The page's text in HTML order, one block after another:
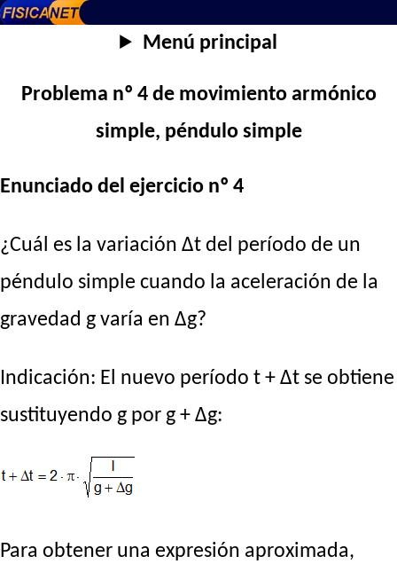
Menú principal
Problema nº 4 de movimiento armónico
simple, péndulo simple
Enunciado del ejercicio nº 4
¿Cuál es la variación Δt del período de un
péndulo simple cuando la aceleración de la
gravedad g varía en Δg?
Indicación: El nuevo período t + Δt se obtiene
sustituyendo g por g + Δg:
Para obtener una expresión aproximada,